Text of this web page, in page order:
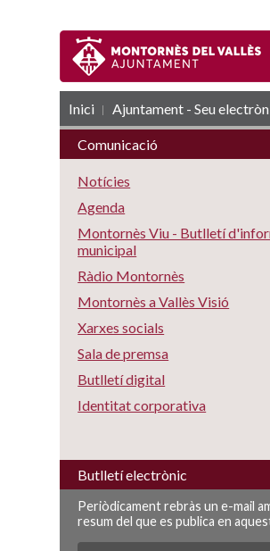
Inici Ajuntament - SeuRSS
Comunicació
Notícies
Agenda
Montornès Viu - Butlletí
municipal
Ràdio Montornès
Montornès a Vallès Visió
Xarxes socials
Sala de premsa
Butlletí digital
Identitat corporativa
Butlletí electrònic
Periòdicament rebràs un e-mail
resum del que es publica en